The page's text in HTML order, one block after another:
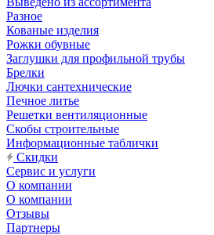
Разное
Кованые изделия
Рожки обувные
Заглушки для профильной трубы
Брелки
Лючки сантехнические
Печное литье
Решетки вентиляционные
Скобы строительные
Информационные таблички
Скидки
Сервис и услуги
О компании
О компании
Отзывы
Партнеры